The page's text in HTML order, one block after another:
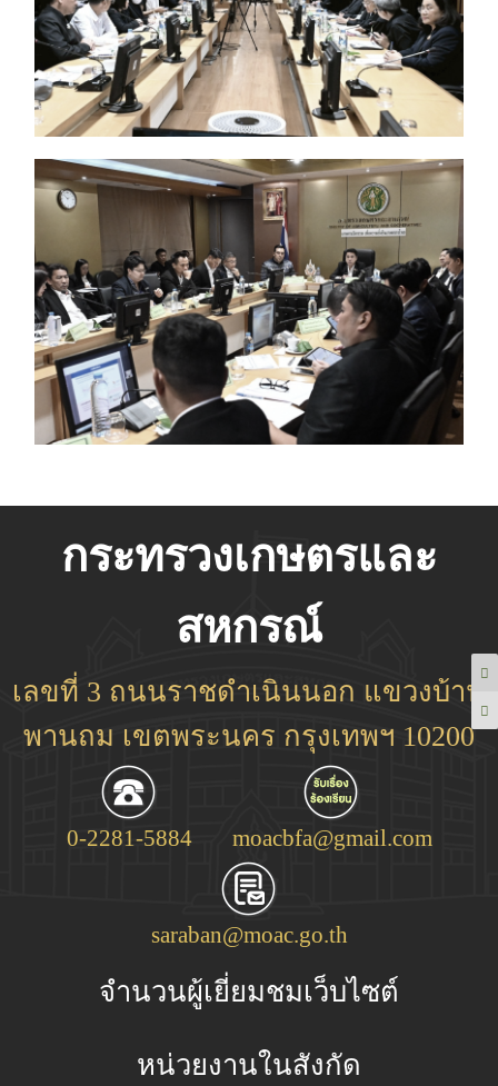
กระทรวงเกษตรและ
สหกรณ์
เลขที่ 3 ถนนราชดำเนินนอก แขวงบ้าน
พานถม เขตพระนคร กรุงเทพฯ 10200
0-2281-5884 moacbfa@gmail.com
saraban@moac.go.th
จำนวนผู้เยี่ยมชมเว็บไซต์
หน่วยงานในสังกัด